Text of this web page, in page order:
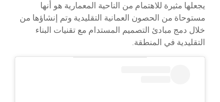
يجعلها مثيرة للاهتمام من الناحية المعمارية هو أنها
مستوحاة من الحصون العمانية التقليدية وتم إنشاؤها من
خلال دمج مبادئ التصميم المستدام مع تقنيات البناء
التقليدية في المنطقة.